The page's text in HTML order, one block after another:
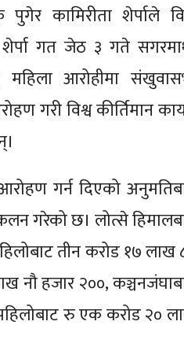
कामिरीता शेर्पाले
गत जेठ ३ गते
आरोहीमा
गरी विश्व कीर्तिमान
गर्न दिएको
गरेको छ। लोत्से
तीन करोड १७ लाख
नौ हजार २००,
रु एक करोड २०